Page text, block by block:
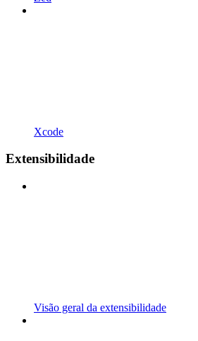
Xcode
Extensibilidade
Visão geral da extensibilidade